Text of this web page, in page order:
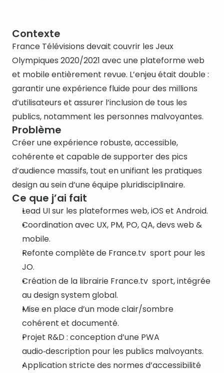
Contexte
France Télévisions devait couvrir les Jeux
Olympiques 2020/2021 avec une plateforme web
et mobile entièrement revue. L’enjeu était double :
garantir une expérience fluide pour des millions
d’utilisateurs et assurer l’inclusion de tous les
publics, notamment les personnes malvoyantes.
Problème
Créer une expérience robuste, accessible,
cohérente et capable de supporter des pics
d’audience massifs, tout en unifiant les pratiques
design au sein d’une équipe pluridisciplinaire.
Ce que j’ai fait
Lead UI sur les plateformes web, iOS et Android.
Coordination avec UX, PM, PO, QA, devs web &
mobile.
Refonte complète de France.tv  sport pour les
JO.
Création de la librairie France.tv  sport, intégrée
au design system global.
Mise en place d’un mode clair/sombre
cohérent et documenté.
Projet R&D : conception d’une PWA
audio‑description pour les publics malvoyants.
Application stricte des normes d’accessibilité